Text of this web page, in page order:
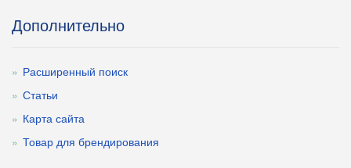
Дополнительно
Расширенный поиск
Статьи
Карта сайта
Товар для брендирования